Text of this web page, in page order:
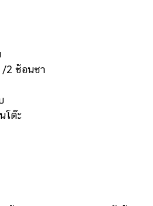
2 ช้อนชา
โต๊ะ